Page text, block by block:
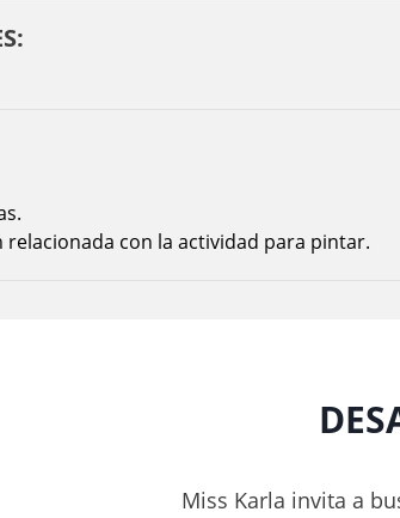
relacionada con la actividad para pintar.
Miss Karla invita a